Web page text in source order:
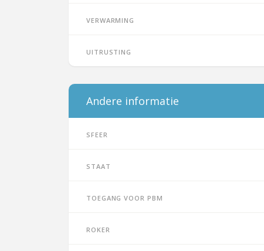
Verwarming
Uitrusting
Andere informatie
Sfeer
Staat
Toegang voor PBM
Roker